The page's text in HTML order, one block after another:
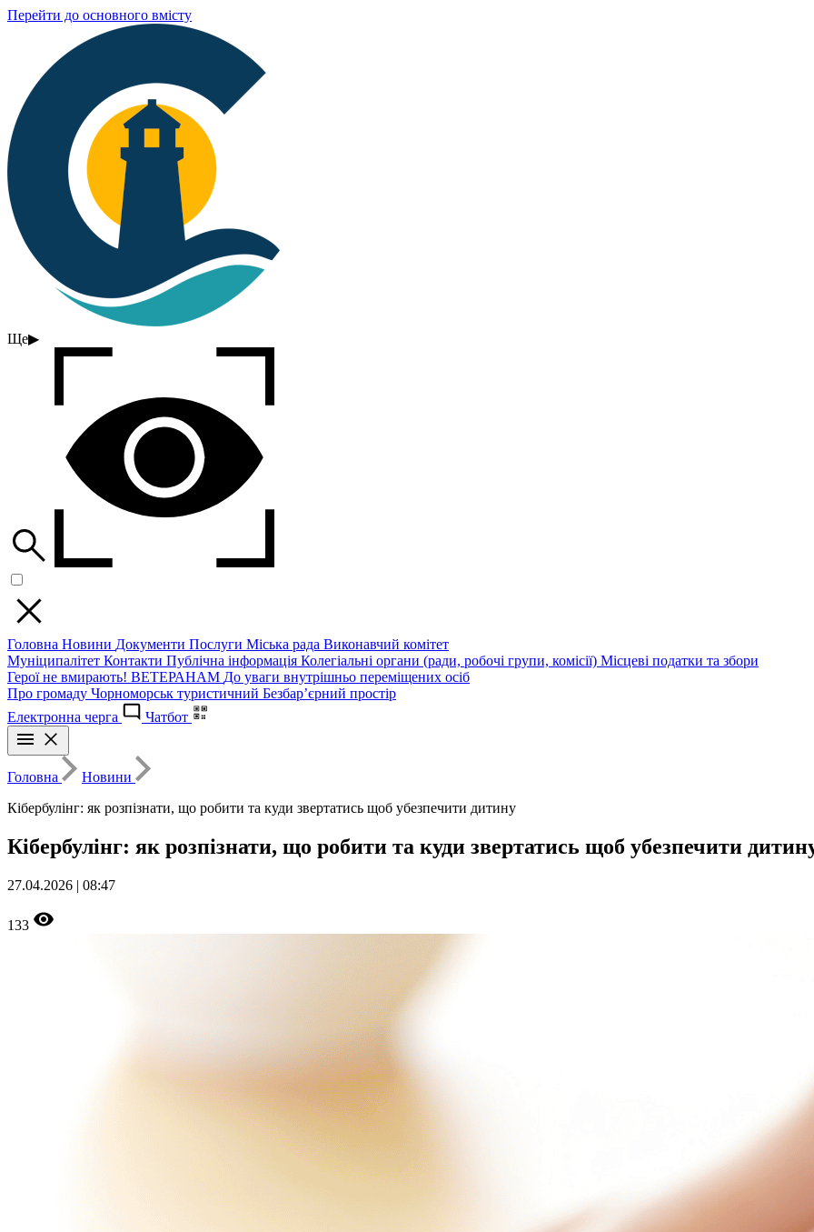
Перейти до основного вмісту
Ще▶
Головна Новини Документи Послуги Міська рада Виконавчий комітет
Муніципалітет Контакти Публічна інформація Колегіальні органи (ради, робочі групи, комісії) Місцеві податки та збори
Герої не вмирають! ВЕТЕРАНАМ До уваги внутрішньо переміщених осіб
Про громаду Чорноморськ туристичний Безбар’єрний простір
Електронна черга
Чатбот
Головна
Новини
Кібербулінг: як розпізнати, що робити та куди звертатись щоб убезпечити дитину
Кібербулінг: як розпізнати, що робити та куди звертатись щоб убезпечити
27.04.2026 | 08:47
133